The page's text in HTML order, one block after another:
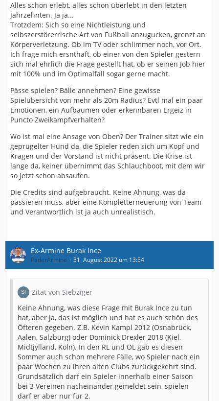
Alles schon erlebt, alles schon überlebt in den letzten
Jahrzehnten. Ja ja...
Trotzdem: Sich so eine Nichtleistung und
selbszerstörerrische Art von Fußball anzugucken, grenzt an
Körperverletzung. Ob im TV oder schlimmer noch, vor Ort.
Ich frage mich ersnthaft, ob einer von den Spieler gestern
sich mal ehrlich die Frage gestellt hat, ob er seinen Job hier
mit 100% und im Optimalfall sogar gerne macht.
Pässe spielen? Bälle annehmen? Eine gewisse
Spielübersicht von mehr als 20m Radius? Evtl mal ein paar
Emotionen, ein Aufbäumen oder erkennbaren Ergeiz in
Puncto Zweikampfverhalten?
Wo ist mal eine Ansage von Oben? Der Trainer sitzt wie ein
geprügelter Hund da, die Spieler reden sich um Kopf und
Kragen und der Vorstand ist nicht präsent. Die Krise ist
lange da, keiner übernimmt das Schlauchboot, mit dem wir
so jetzt schon absaufen.
Die Credits sind aufgebraucht. Keine Ahnung, was da
passieren muss, aber eine Kompletterneuerung von Team
und Verantwortlich ist ja auch unrealistisch.
Ex-Armine Burak Ince
PaderArmine 31. August 2022 um 13:54
Zitat von Siebziger
Keine Ahnung, was diese Frage mit Burak Ince zu tun
hat, aber ja, das ist möglich und hat es auch schön des
Öfteren gegeben. Z.B. Kevin Kampl 2012 (Osnabrück,
Aalen, Salzburg) oder Dominick Drexler 2018 (Kiel,
Midtjylland, Köln). In den RL und OL gab es diesen
Sommer auch schon mehrere Fälle, wo Spieler nach ein
paar Wochen zu ihren alten Clubs zurückgekehrt sind.
Grundsätzlich darf ein Spieler innerhalb einer Saison
bei 3 Vereinen nacheinander gemeldet sein, spielen
darf er aber nur für 2.